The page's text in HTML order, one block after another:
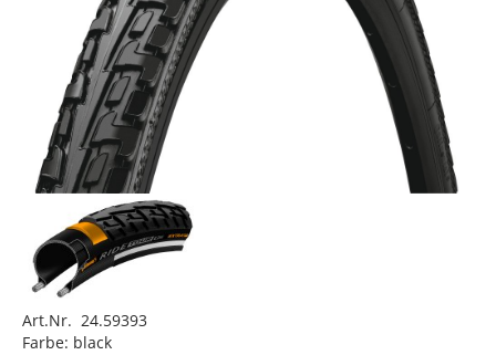
Art.Nr. 24.59393
Farbe: black